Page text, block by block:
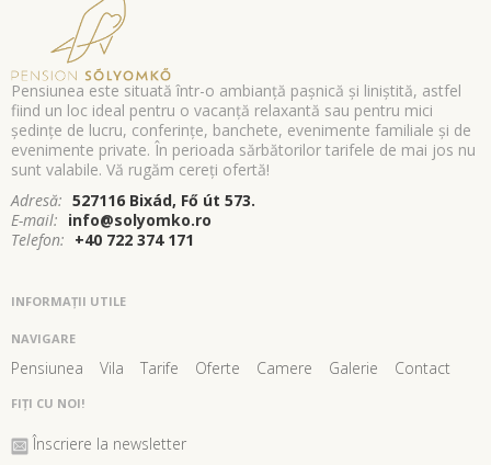
Pensiunea este situată într-o ambianţă paşnică şi liniştită, astfel
fiind un loc ideal pentru o vacanţă relaxantă sau pentru mici
şedinţe de lucru, conferinţe, banchete, evenimente familiale şi de
evenimente private. În perioada sărbătorilor tarifele de mai jos nu
sunt valabile. Vă rugăm cereţi ofertă!
Adresă: 527116 Bixád, Fő út 573.
E-mail: info@solyomko.ro
Telefon: +40 722 374 171
INFORMAŢII UTILE
NAVIGARE
Pensiunea Vila Tarife Oferte Camere Galerie Contact
FIȚI CU NOI!
Înscriere la newsletter